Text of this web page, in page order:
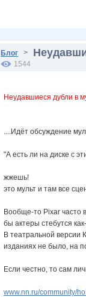
Блог >
1544
Неудавшиеся дубли в
....Идёт обсуждение
"А есть ли на диске с
жжешь!
это мульт и там все
Вообще-то Pixar часто
бы актеры стебутся
В театральной версии
изданиях не было, на
Если честно, то сам
www.nn.ru/community/